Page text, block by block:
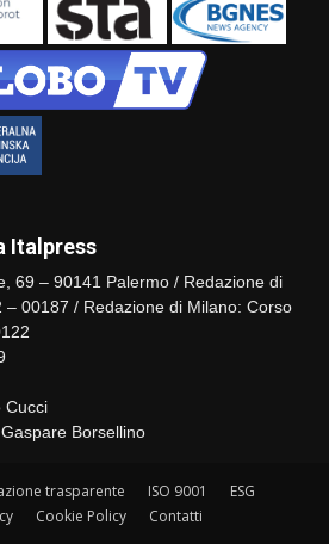
Italpress
69 – 90141 Palermo / Redazione di
– 00187 / Redazione di Milano: Corso
Cucci
Borsellino
trasparente ISO 9001
ESG
Cookie Policy Contatti